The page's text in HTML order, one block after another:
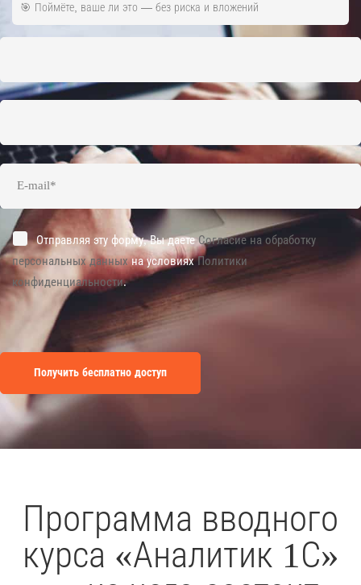
Отправляя эту форму, Вы даетеСогласие на обработку
персональных данныхна условияхПолитики
конфиденциальности.
🎯 Поймёте, ваше ли это — без риска и вложений
Программа вводного
курса «Аналитик 1С»